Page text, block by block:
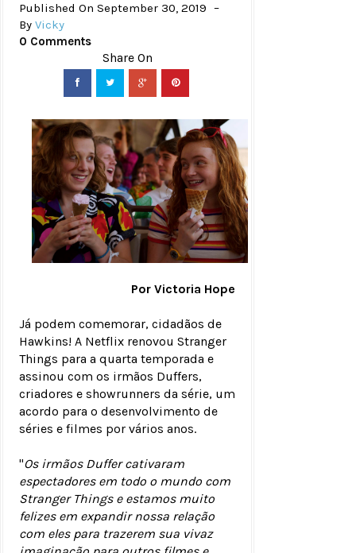
Published On September 30, 2019
By Vicky
0 Comments
Por Victoria Hope
Já podem comemorar, cidadãos de
Hawkins! A Netflix renovou Stranger
Things para a quarta temporada e
assinou com os irmãos Duffers,
criadores e showrunners da série, um
acordo para o desenvolvimento de
séries e filmes por vários anos.
"Os irmãos Duffer cativaram
espectadores em todo o mundo com
Stranger Things e estamos muito
felizes em expandir nossa relação
com eles para trazerem sua vivaz